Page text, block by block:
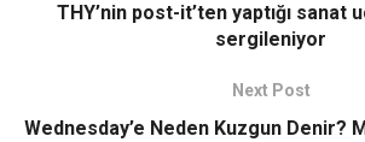
THY’nin post-it’ten yaptığı sanat
sergileniyor
Next Post
Wednesday’e Neden Kuzgun Denir?